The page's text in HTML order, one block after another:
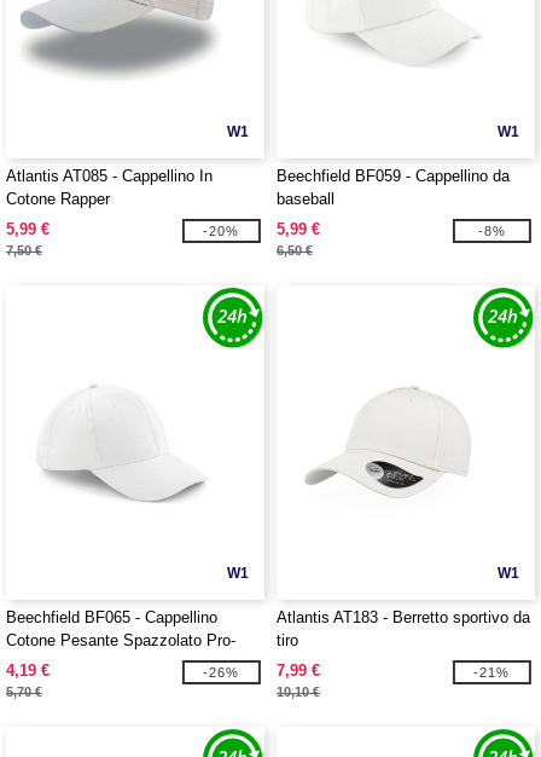
W1
Atlantis AT085 - Cappellino In
Cotone Rapper
5,99 €
7,50 €
-20%
W1
Beechfield BF059 - Cappellino da
baseball
5,99 €
6,50 €
-8%
W1
Beechfield BF065 - Cappellino
Cotone Pesante Spazzolato Pro-
Style
4,19 €
5,70 €
-26%
W1
Atlantis AT183 - Berretto sportivo da
tiro
7,99 €
10,10 €
-21%